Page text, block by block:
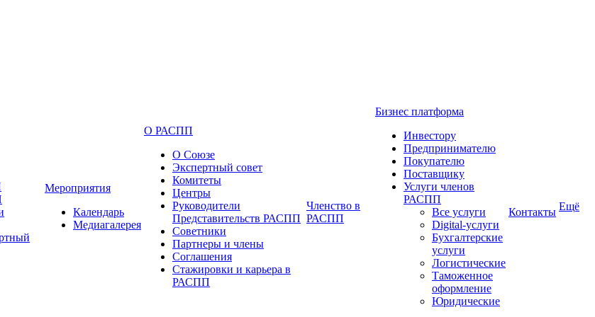
Мероприятия
Календарь
Медиагалерея
О РАСПП
О Союзе
Экспертный совет
Комитеты
Центры
Руководители
Представительств РАСПП
Советники
Партнеры и члены
Соглашения
Стажировки и карьера в
РАСПП
Членство в
РАСПП
Бизнес платформа
Инвестору
Предпринимателю
Покупателю
Поставщику
Услуги членов
РАСПП
Все услуги
Digital-услуги
Бухгалтерские
услуги
Логистические
Таможенное
оформление
Юридические
Контакты Ещё